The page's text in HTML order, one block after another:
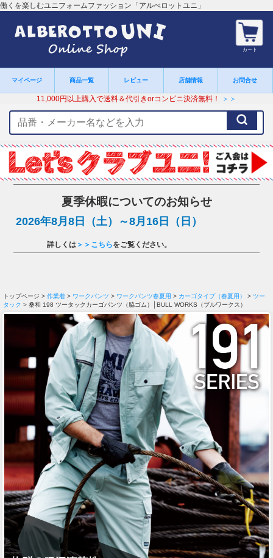
働くを楽しむユニフォームファッション「アルべロットユニ」
カート
マイページ 商品一覧 レビュー 店舗情報 お問合せ
11,000円以上購入で送料＆代引きorコンビニ決済無料！ ＞＞
ー
ワ
ー
ド
夏季休暇についてのお知らせ
2026年8月8日（土）～8月16日（日）
詳しくは ＞＞こちらをご覧ください。
トップページ > 作業着 > ワークパンツ > ワークパンツ春夏用 > カーゴタイプ（春夏用） > ツー
タック > 桑和 198 ツータックカーゴパンツ（脇ゴム）│BULL WORKS（ブルワークス）